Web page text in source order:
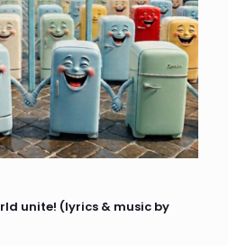
unite! (lyrics & music by